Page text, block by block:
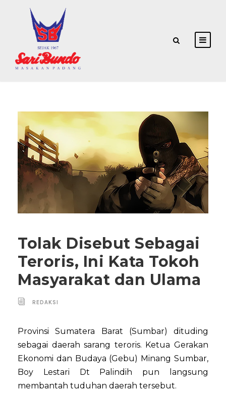
Tolak Disebut Sebagai
Teroris, Ini Kata Tokoh
Masyarakat dan Ulama
REDAKSI
Provinsi Sumatera Barat (Sumbar) dituding
sebagai daerah sarang teroris. Ketua Gerakan
Ekonomi dan Budaya (Gebu) Minang Sumbar,
Boy Lestari Dt Palindih pun langsung
membantah tuduhan daerah tersebut.